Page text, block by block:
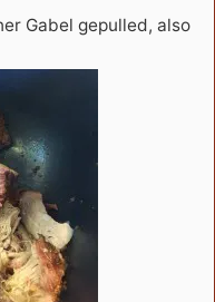
Gabel gepulled, also